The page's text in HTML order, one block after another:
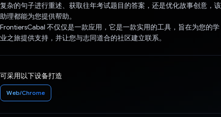
复杂的句子进行重述、获取往年考试题目的答案，还是优化故事创意，该
助理都能为您提供帮助。
FrontiersCabal 不仅仅是一款应用，它是一款实用的工具，旨在为您的学
业之旅提供支持，并让您与志同道合的社区建立联系。
可采用以下设备打造
Web/Chrome